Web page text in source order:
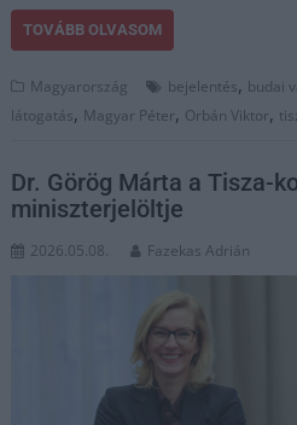
TOVÁBB OLVASOM
Magyarország bejelentés, budai
látogatás, Magyar Péter, Orbán Viktor,
Dr. Görög Márta a Tisza-
miniszterjelöltje
2026.05.08. Fazekas Adrián